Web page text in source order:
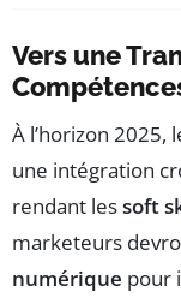
Vers une
À l’horizon 2025,
une intégration
rendant lessoft
marketeurs
numérique pour